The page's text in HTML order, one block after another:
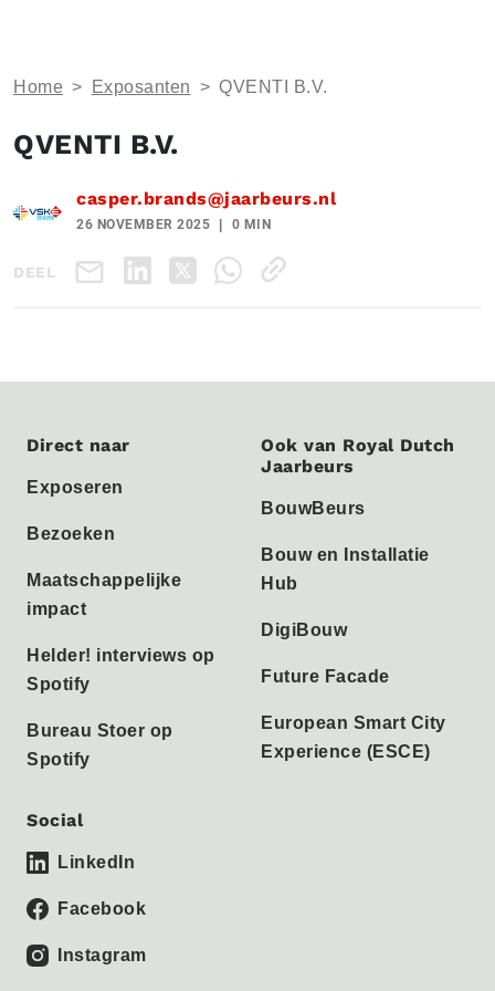
Home > Exposanten > QVENTI B.V.
QVENTI B.V.
casper.brands@jaarbeurs.nl
26 NOVEMBER 2025 0 MIN
DEEL
Direct naar
Exposeren
Bezoeken
Maatschappelijke
impact
Helder! interviews op
Spotify
Bureau Stoer op
Spotify
Ook van Royal Dutch
Jaarbeurs
BouwBeurs
Bouw en Installatie
Hub
DigiBouw
Future Facade
European Smart City
Experience (ESCE)
Social
LinkedIn
Facebook
Instagram